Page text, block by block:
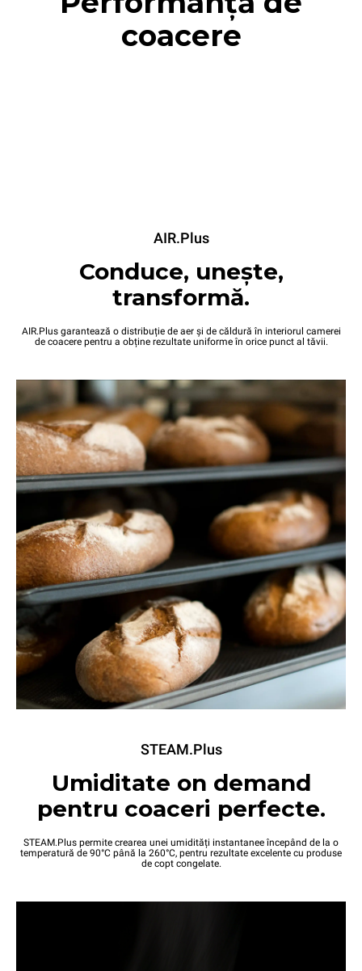
coacere
AIR.Plus
Conduce, unește,
transformă.
AIR.Plus garantează o distribuție de aer și de căldură în interiorul camerei
de coacere pentru a obține rezultate uniforme în orice punct al tăvii.
STEAM.Plus
Umiditate on demand
pentru coaceri perfecte.
STEAM.Plus permite crearea unei umidități instantanee începând de la o
temperatură de 90°C până la 260°C, pentru rezultate excelente cu produse
de copt congelate.